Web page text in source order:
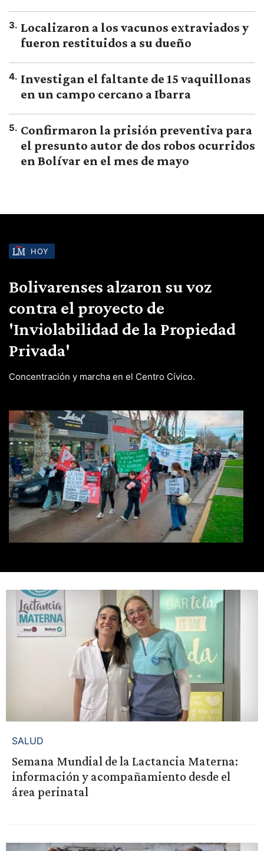
3. Localizaron a los vacunos extraviados y
fueron restituidos a su dueño
4. Investigan el faltante de 15 vaquillonas
en un campo cercano a Ibarra
5. Confirmaron la prisión preventiva para
el presunto autor de dos robos ocurridos
en Bolívar en el mes de mayo
HOY
Bolivarenses alzaron su voz
contra el proyecto de
'Inviolabilidad de la Propiedad
Privada'
Concentración y marcha en el Centro Cívico.
SALUD
Semana Mundial de la Lactancia Materna:
información y acompañamiento desde el
área perinatal